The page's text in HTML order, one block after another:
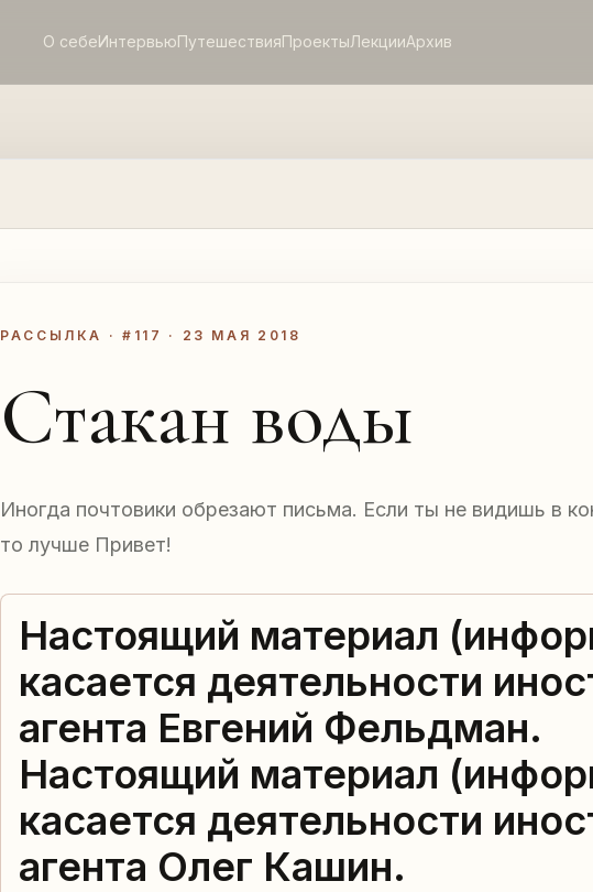
О себеИнтервьюПутешествияПроектыЛекцииАрхив
РАССЫЛКА · #117 · 23 МАЯ 2018
Стакан воды
Иногда почтовики обрезают письма. Если ты не видишь в
то лучше Привет!
Настоящий материал
касается деятельности
агента Евгений Фельдман.
Настоящий материал
касается деятельности
агента Олег Кашин.